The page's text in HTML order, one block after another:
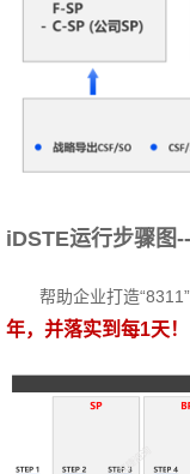
iDSTE运行步骤图
帮助企业打造
年，并落实到每1天！